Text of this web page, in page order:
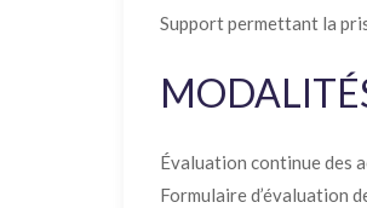
Support permettant la
Évaluation continue des
Formulaire d’évaluation